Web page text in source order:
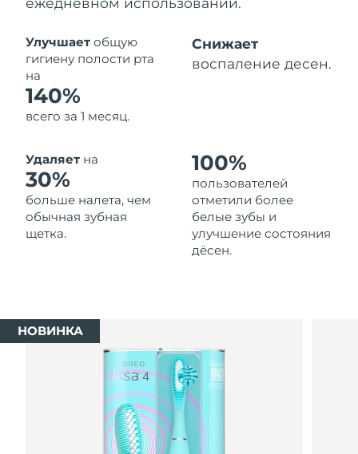
Улучшает общую
гигиену полости рта
на
140%
всего за 1 месяц.
Снижает
воспаление десен.
Удаляет на
30%
больше налета, чем
обычная зубная
щетка.
100%
пользователей
отметили более
белые зубы и
улучшение состояния
дёсен.
НОВИНКА
Турция
Ожидаемая дата доставки
Великобритания
Ожидаемая дата доставки
Соединенные
Штаты
Ожидаемая дата доставки
8/10/26
Вьетнам